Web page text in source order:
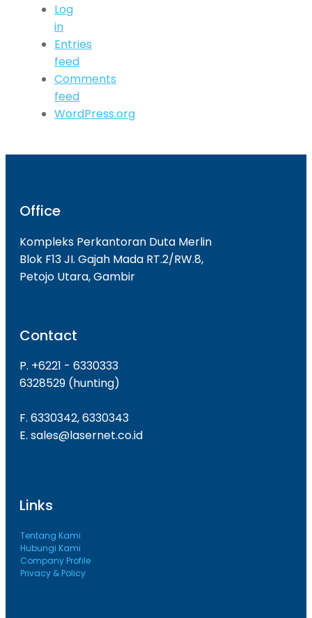
Log
in
Entries
feed
Comments
feed
WordPress.org
Office
Kompleks Perkantoran Duta Merlin
Blok F13 JI. Gajah Mada RT.2/RW.8,
Petojo Utara, Gambir
Contact
P. +6221 - 6330333
6328529 (hunting)
F. 6330342, 6330343
E. sales@lasernet.co.id
Links
Tentang Kami
Hubungi Kami
Company Profile
Privacy & Policy